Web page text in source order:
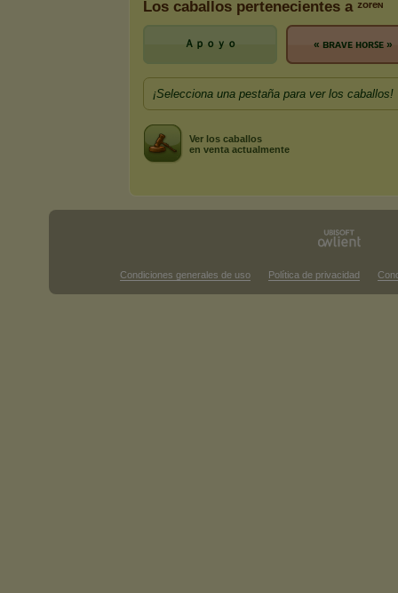
Los caballos pertenecientes a ᶻᵒʳᵉᶰ
Ａｐｏｙｏ « ʙʀᴀᴠᴇ ʜᴏʀꜱᴇ »
¡Selecciona una pestaña para ver los caballos!
Ver los caballos
en venta actualmente
Condiciones generales de uso Política de privacidad